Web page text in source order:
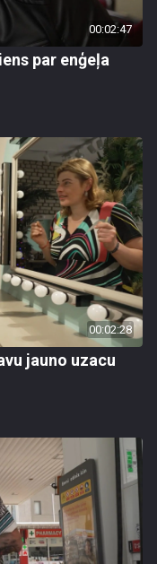
00:02:47
par enģeļa
00:02:28
jauno uzacu